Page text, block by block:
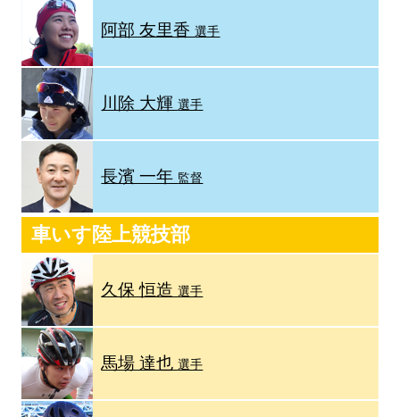
阿部 友里香選手
川除 大輝選手
長濱 一年 監督
車いす陸上競技部
久保 恒造選手
馬場 達也選手